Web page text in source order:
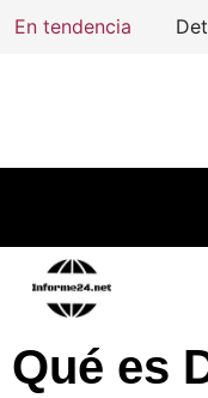
En tendencia
Qué es